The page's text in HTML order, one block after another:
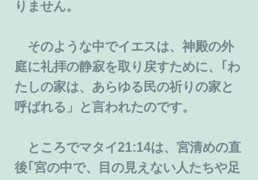
りません。
そのような中でイエスは、神殿の外
庭に礼拝の静寂を取り戻すために、｢わ
たしの家は、あらゆる民の祈りの家と
呼ばれる」と言われたのです。
ところでマタイ21:14は、宮清めの直
後｢宮の中で、目の見えない人たちや足